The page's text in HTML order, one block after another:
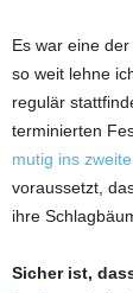
Es war eine
so weit lehne
regulär
terminierten
mutig ins
voraussetzt,
ihre
Sicher ist,